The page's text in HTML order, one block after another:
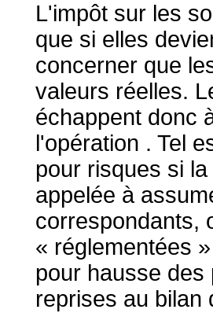
L'impôt sur les
que si elles
concerner que
valeurs réelles.
échappent donc
l'opération . Tel
pour risques si
appelée à
correspondants,
« réglementées
pour hausse des
reprises au bilan